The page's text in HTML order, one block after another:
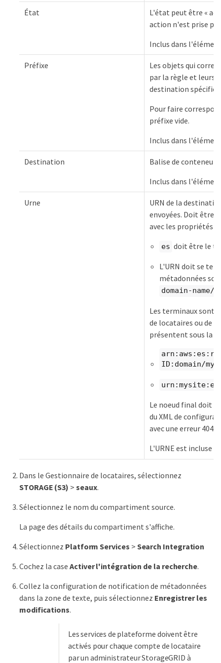
État
L'état peut être «
action n'est prise
Inclus dans
Préfixe
Les objets qui
par la règle et leurs
destination
Pour faire
préfixe vide.
Inclus dans
Destination
Balise de conteneur
Inclus dans
Urne
URN de la
envoyées. Doit être
avec les propriétés
es doit être le
L'URN doit se
métadonnées
domain-name/
Les terminaux sont
de locataires ou de
présentent sous la
ID:domain/
Le noeud final doit
du XML de
avec une erreur 404.
L'URNE est incluse
Dans le Gestionnaire de locataires, sélectionnez
STORAGE (S3) >seaux.
Sélectionnez le nom du compartiment source.
La page des détails du compartiment s'affiche.
Sélectionnez Platform Services > Search Integration
Cochez la case Activer l'intégration de la recherche.
Collez la configuration de notification de métadonnées
dans la zone de texte, puis sélectionnez Enregistrer les
modifications.
Les services de plateforme doivent être
activés pour chaque compte de locataire
par un administrateur StorageGRID à